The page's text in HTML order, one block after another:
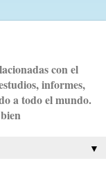
con el
informes,
a todo el mundo.
▼